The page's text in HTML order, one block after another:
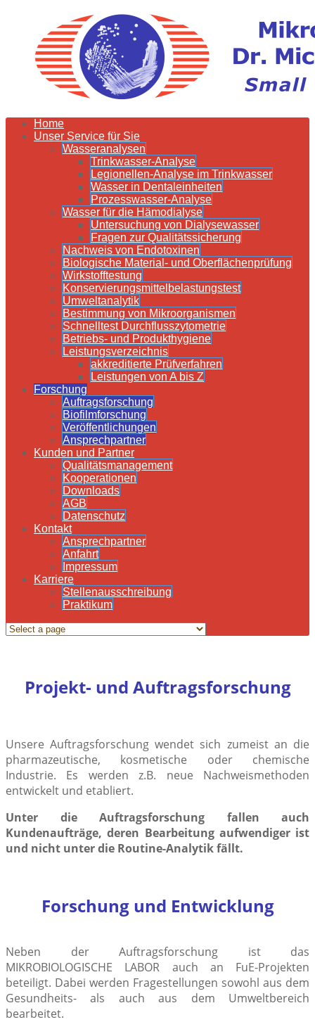
Home
Unser Service für Sie
Wasseranalysen
Trinkwasser-Analyse
Legionellen-Analyse im Trinkwasser
Wasser in Dentaleinheiten
Prozesswasser-Analyse
Wasser für die Hämodialyse
Untersuchung von Dialysewasser
Fragen zur Qualitätssicherung
Nachweis von Endotoxinen
Biologische Material- und Oberflächenprüfung
Wirkstofftestung
Konservierungsmittelbelastungstest
Umweltanalytik
Bestimmung von Mikroorganismen
Schnelltest Durchflusszytometrie
Betriebs- und Produkthygiene
Leistungsverzeichnis
akkreditierte Prüfverfahren
Leistungen von A bis Z
Forschung
Auftragsforschung
Biofilmforschung
Veröffentlichungen
Ansprechpartner
Kunden und Partner
Qualitätsmanagement
Kooperationen
Downloads
AGB
Datenschutz
Kontakt
Ansprechpartner
Anfahrt
Impressum
Karriere
Stellenausschreibung
Praktikum
Projekt- und Auftragsforschung
Unsere Auftragsforschung wendet sich zumeist an die
pharmazeutische, kosmetische oder chemische
Industrie. Es werden z.B. neue Nachweismethoden
entwickelt und etabliert.
Unter die Auftragsforschung fallen auch
Kundenaufträge, deren Bearbeitung aufwendiger ist
und nicht unter die Routine-Analytik fällt.
Forschung und Entwicklung
Neben der Auftragsforschung ist das
MIKROBIOLOGISCHE LABOR auch an FuE-Projekten
beteiligt. Dabei werden Fragestellungen sowohl aus dem
Gesundheits- als auch aus dem Umweltbereich
bearbeitet.